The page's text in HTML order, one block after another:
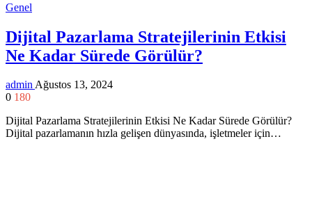
Genel
Dijital Pazarlama Stratejilerinin Etkisi
Ne Kadar Sürede Görülür?
adminAğustos 13, 2024
0 180
Dijital Pazarlama Stratejilerinin Etkisi Ne Kadar Sürede Görülür?
Dijital pazarlamanın hızla gelişen dünyasında, işletmeler için…